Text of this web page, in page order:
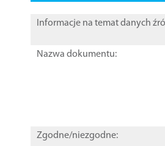
Informacje na temat danych
Nazwa dokumentu:
Zgodne/niezgodne: